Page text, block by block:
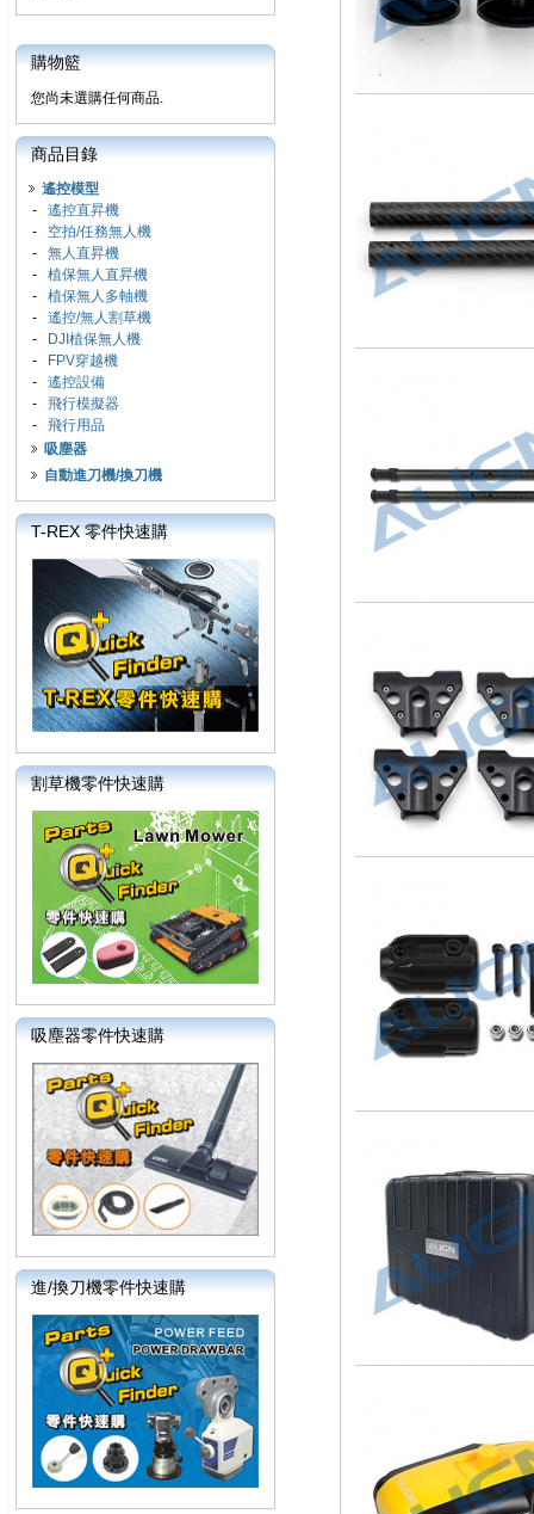
購物籃
您尚未選購任何商品.
商品目錄
遙控模型
- 遙控直昇機
- 空拍/任務無人機
- 無人直昇機
- 植保無人直昇機
- 植保無人多軸機
- 遙控/無人割草機
-
DJI植保無人機
-
FPV穿越機
- 遙控設備
- 飛行模擬器
- 飛行用品
吸塵器
自動進刀機/換刀機
T-REX 零件快速購
割草機零件快速購
吸塵器零件快速購
進/換刀機零件快速購